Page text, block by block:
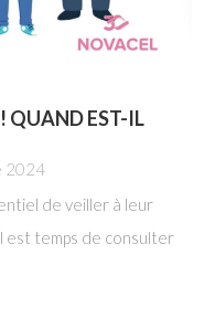
QUAND EST-IL
2024
de veiller à leur
est temps de consulter